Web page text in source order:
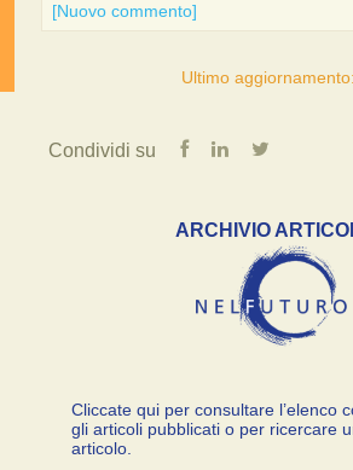
[Nuovo commento]
Ultimo
Condividi su
ARCHIVIO
Cliccate qui per consultare l’elenco
gli articoli pubblicati o per ricercare
articolo.